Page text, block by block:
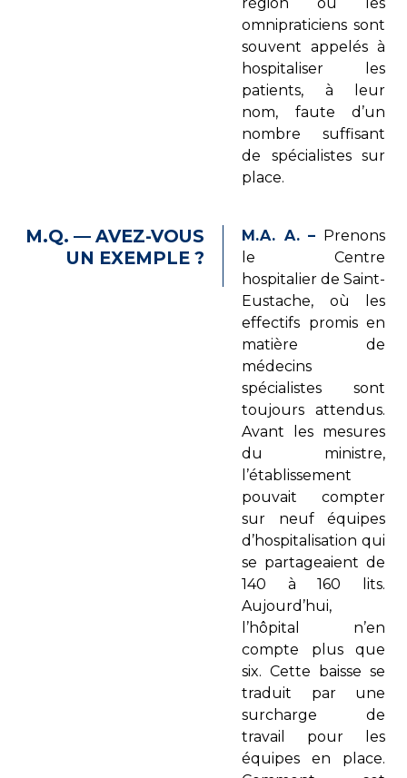
omnipraticiens sont
souvent appelés à
hospitaliser les
patients, à leur
nom, faute d’un
nombre suffisant
de spé­cialistes sur
place.
M.Q. — AVEZ-VOUS
UN EXEMPLE ?
M.A. A. – Prenons
le Centre
hospitalier de Saint-
Eustache, où les
effectifs promis en
matière de
médecins
spécialistes sont
toujours attendus.
Avant les mesures
du ministre,
l’établissement
pouvait compter
sur neuf équipes
d’hospitalisation qui
se partageaient de
140 à 160 lits.
Aujourd’hui,
l’hôpital n’en
compte plus que
six. Cette baisse se
traduit par une
surcharge de
travail pour les
équipes en place.